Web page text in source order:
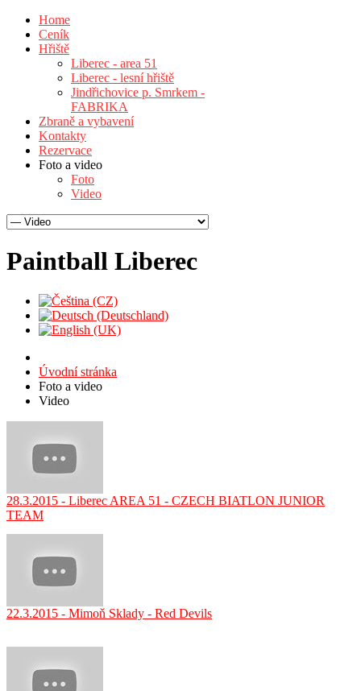
Home
Ceník
Hřiště
Liberec - area 51
Liberec - lesní hřiště
Jindřichovice p. Smrkem -
FABRIKA
Zbraně a vybavení
Kontakty
Rezervace
Foto a video
Foto
Video
Paintball Liberec
Úvodní stránka
Foto a video
Video
28.3.2015 - Liberec AREA 51 - CZECH BIATLON JUNIOR
TEAM
22.3.2015 - Mimoň Sklady - Red Devils